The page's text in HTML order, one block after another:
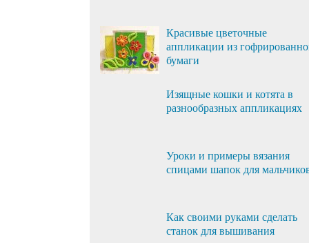
Красивые цветочные
аппликации из
бумаги
Изящные кошки и котята в
разнообразных аппликациях
Уроки и примеры вязания
спицами шапок для
Как своими руками сделать
станок для вышивания